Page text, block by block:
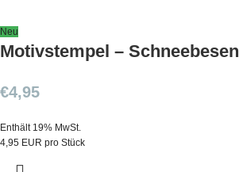
Neu
Motivstempel – Schneebesen
€4,95
Enthält 19% MwSt.
4,95 EUR pro Stück